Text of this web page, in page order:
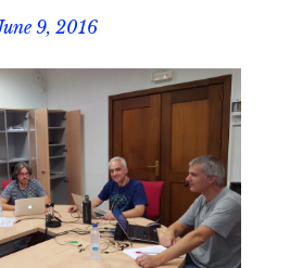
9, 2016